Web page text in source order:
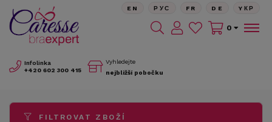
Infolinka
+420 602 300 415
Vyhledejte
nejbližší pobočku
EN РУС FR DE YКР
0
FILTROVAT ZBOŽÍ